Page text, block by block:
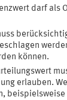
darf als
können.
erlauben.